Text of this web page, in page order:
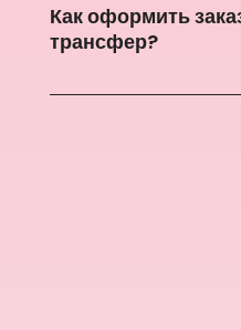
Как оформить
трансфер?